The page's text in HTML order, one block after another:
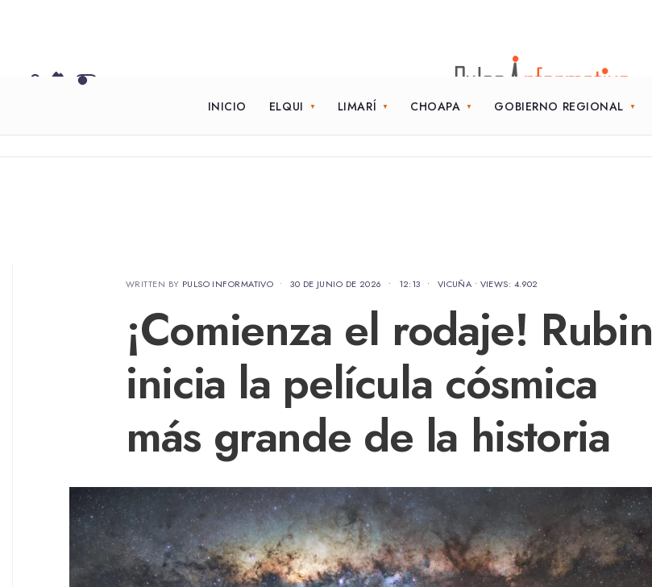
INICIO ELQUI LIMARÍ CHOAPA GOBIERNO REGIONAL
WRITTEN BY PULSO INFORMATIVO • 30 DE JUNIO DE 2026 • 12:13 • VICUÑA • VIEWS: 4.902
¡Comienza el rodaje! Rubin
inicia la película cósmica
más grande de la historia